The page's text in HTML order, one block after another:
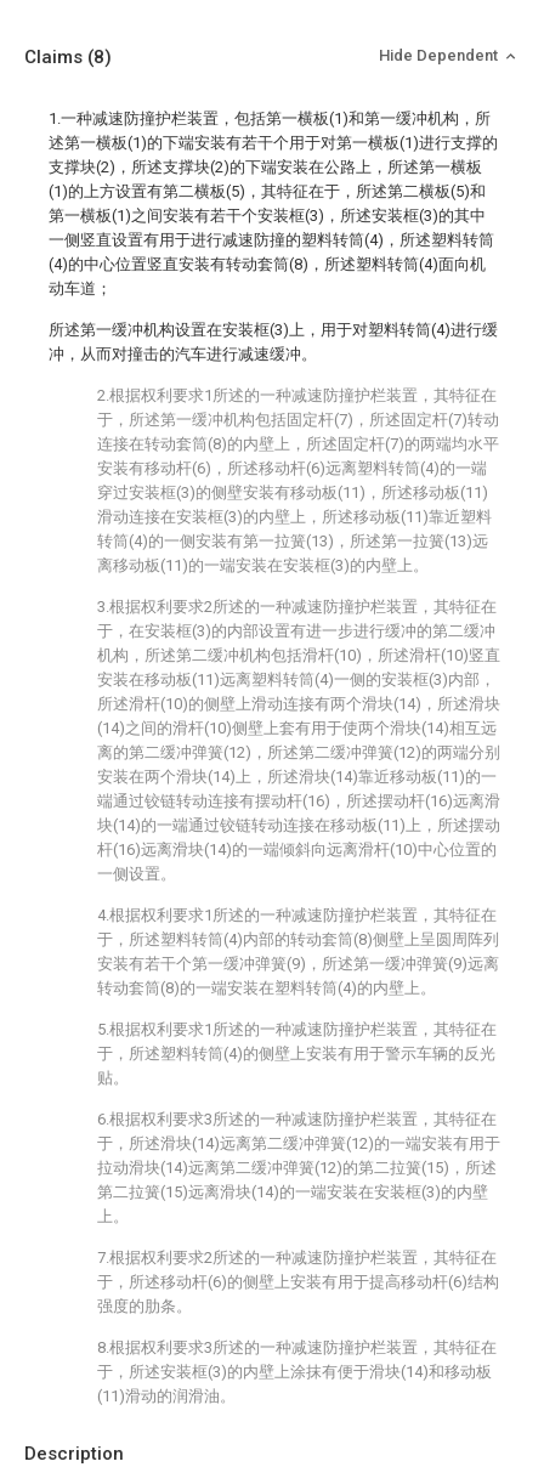
Description
Claims (8) Hide Dependent
1.一种减速防撞护栏装置，包括第一横板(1)和第一缓冲机构，所
述第一横板(1)的下端安装有若干个用于对第一横板(1)进行支撑的
支撑块(2)，所述支撑块(2)的下端安装在公路上，所述第一横板
(1)的上方设置有第二横板(5)，其特征在于，所述第二横板(5)和
第一横板(1)之间安装有若干个安装框(3)，所述安装框(3)的其中
一侧竖直设置有用于进行减速防撞的塑料转筒(4)，所述塑料转筒
(4)的中心位置竖直安装有转动套筒(8)，所述塑料转筒(4)面向机
动车道；
所述第一缓冲机构设置在安装框(3)上，用于对塑料转筒(4)进行缓
冲，从而对撞击的汽车进行减速缓冲。
2.根据权利要求1所述的一种减速防撞护栏装置，其特征在
于，所述第一缓冲机构包括固定杆(7)，所述固定杆(7)转动
连接在转动套筒(8)的内壁上，所述固定杆(7)的两端均水平
安装有移动杆(6)，所述移动杆(6)远离塑料转筒(4)的一端
穿过安装框(3)的侧壁安装有移动板(11)，所述移动板(11)
滑动连接在安装框(3)的内壁上，所述移动板(11)靠近塑料
转筒(4)的一侧安装有第一拉簧(13)，所述第一拉簧(13)远
离移动板(11)的一端安装在安装框(3)的内壁上。
3.根据权利要求2所述的一种减速防撞护栏装置，其特征在
于，在安装框(3)的内部设置有进一步进行缓冲的第二缓冲
机构，所述第二缓冲机构包括滑杆(10)，所述滑杆(10)竖直
安装在移动板(11)远离塑料转筒(4)一侧的安装框(3)内部，
所述滑杆(10)的侧壁上滑动连接有两个滑块(14)，所述滑块
(14)之间的滑杆(10)侧壁上套有用于使两个滑块(14)相互远
离的第二缓冲弹簧(12)，所述第二缓冲弹簧(12)的两端分别
安装在两个滑块(14)上，所述滑块(14)靠近移动板(11)的一
端通过铰链转动连接有摆动杆(16)，所述摆动杆(16)远离滑
块(14)的一端通过铰链转动连接在移动板(11)上，所述摆动
杆(16)远离滑块(14)的一端倾斜向远离滑杆(10)中心位置的
一侧设置。
4.根据权利要求1所述的一种减速防撞护栏装置，其特征在
于，所述塑料转筒(4)内部的转动套筒(8)侧壁上呈圆周阵列
安装有若干个第一缓冲弹簧(9)，所述第一缓冲弹簧(9)远离
转动套筒(8)的一端安装在塑料转筒(4)的内壁上。
5.根据权利要求1所述的一种减速防撞护栏装置，其特征在
于，所述塑料转筒(4)的侧壁上安装有用于警示车辆的反光
贴。
6.根据权利要求3所述的一种减速防撞护栏装置，其特征在
于，所述滑块(14)远离第二缓冲弹簧(12)的一端安装有用于
拉动滑块(14)远离第二缓冲弹簧(12)的第二拉簧(15)，所述
第二拉簧(15)远离滑块(14)的一端安装在安装框(3)的内壁
上。
7.根据权利要求2所述的一种减速防撞护栏装置，其特征在
于，所述移动杆(6)的侧壁上安装有用于提高移动杆(6)结构
强度的肋条。
8.根据权利要求3所述的一种减速防撞护栏装置，其特征在
于，所述安装框(3)的内壁上涂抹有便于滑块(14)和移动板
(11)滑动的润滑油。